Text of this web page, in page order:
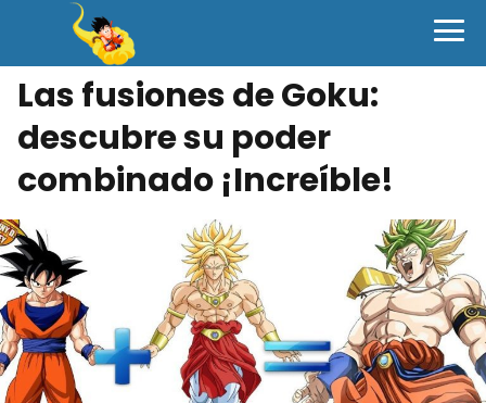
Las fusiones de Goku:
descubre su poder
combinado ¡Increíble!